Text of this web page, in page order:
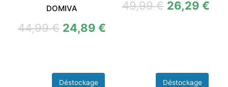
DOMIVA
44,99€ 24,89€
49,99€ 26,29 €